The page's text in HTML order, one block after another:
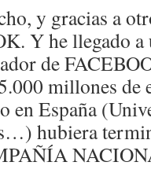
y gracias a
Y he llegado
de
millones de
en España
hubiera